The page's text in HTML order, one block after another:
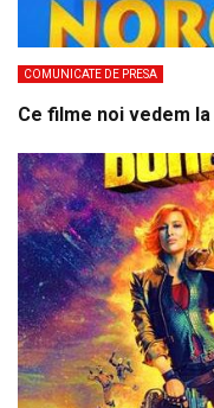
COMUNICATE DE PRESA
Ce filme noi vedem